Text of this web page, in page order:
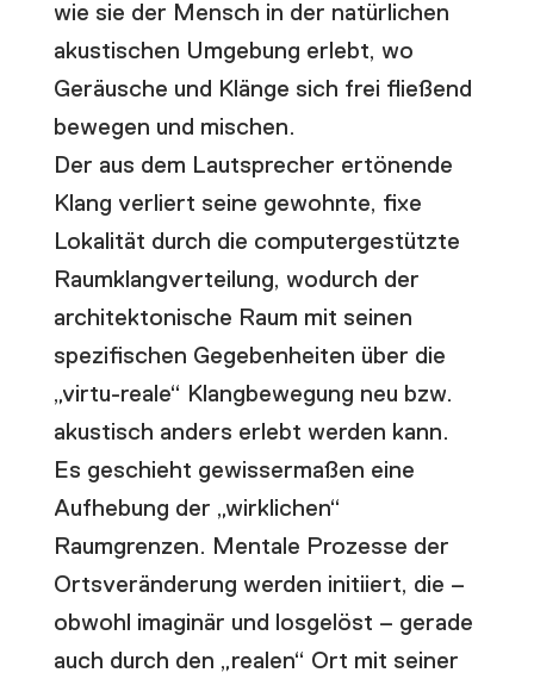
wie sie der Mensch in der natürlichen
akustischen Umgebung erlebt, wo
Geräusche und Klänge sich frei fließend
bewegen und mischen.
Der aus dem Lautsprecher ertönende
Klang verliert seine gewohnte, fixe
Lokalität durch die computergestützte
Raumklangverteilung, wodurch der
architektonische Raum mit seinen
spezifischen Gegebenheiten über die
„virtu-reale“ Klangbewegung neu bzw.
akustisch anders erlebt werden kann.
Es geschieht gewissermaßen eine
Aufhebung der „wirklichen“
Raumgrenzen. Mentale Prozesse der
Ortsveränderung werden initiiert, die –
obwohl imaginär und losgelöst – gerade
auch durch den „realen“ Ort mit seiner